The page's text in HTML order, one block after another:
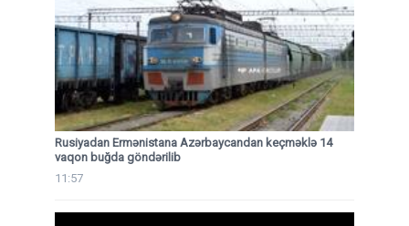
Rusiyadan Ermənistana Azərbaycandan keçməklə 14
vaqon buğda göndərilib
11:57